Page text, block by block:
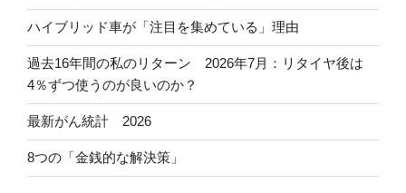
ハイブリッド車が「注目を集めている」理由
過去16年間の私のリターン 2026年7月：リタイヤ後は
4％ずつ使うのが良いのか？
最新がん統計 2026
8つの「金銭的な解決策」